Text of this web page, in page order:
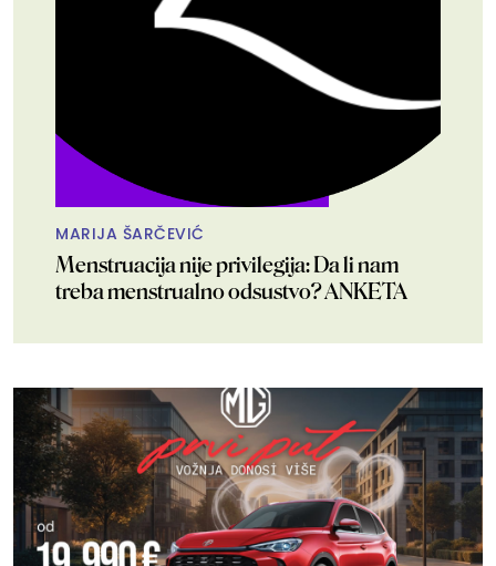
MARIJA ŠARČEVIĆ
Menstruacija nije privilegija: Da li nam
treba menstrualno odsustvo? ANKETA